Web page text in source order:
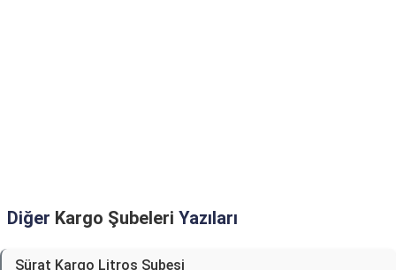
Diğer Kargo Şubeleri Yazıları
Sürat Kargo Litros Şubesi